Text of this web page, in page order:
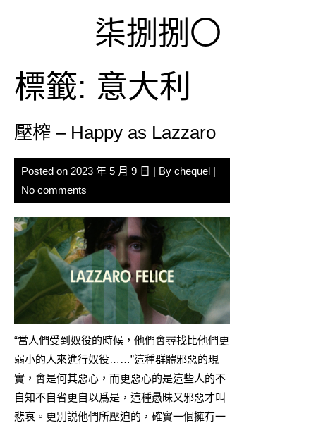
柒捌捌〇
標籤: 意大利
壓榨 – Happy as Lazzaro
Posted on 2023 年 5 月 9 日 | By chequel |
No comments
“當人們受到奴役的時候，他們會尋找比他們更
弱小的人來進行奴役……”這種群體邪惡的現
實，會是何其惡心，而更惡心的是這些人的不
自知不自省更自以爲是，這種愚昧又邪惡才叫
悲哀。更別説他們所壓迫的，確實一個擁有一